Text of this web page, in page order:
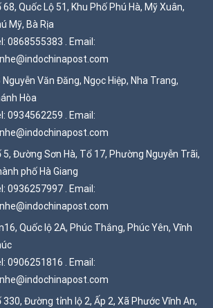
68, Quốc Lộ 51, Khu Phố Phú Hà, Mỹ Xuân,
Mỹ, Bà Rịa
0868555383 . Email:
Nguyễn Văn Đăng, Ngọc Hiệp, Nha Trang,
Hòa
0934562259 . Email:
5, Đường Sơn Hà, Tổ 17, Phường Nguyễn Trãi,
phố Hà Giang
0936257997 . Email:
Quốc lộ 2A, Phúc Thắng, Phúc Yên, Vĩnh
0906251816 . Email:
330, Đường tỉnh lộ 2, Ấp 2, Xã Phước Vĩnh An,